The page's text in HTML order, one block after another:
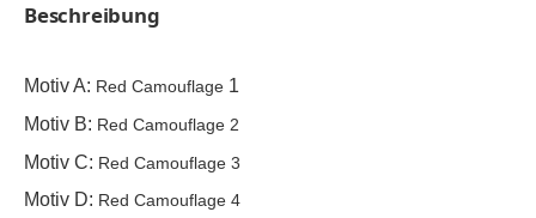
Beschreibung
Motiv A: Red Camouflage 1
Motiv B: Red Camouflage 2
Motiv C: Red Camouflage 3
Motiv D: Red Camouflage 4